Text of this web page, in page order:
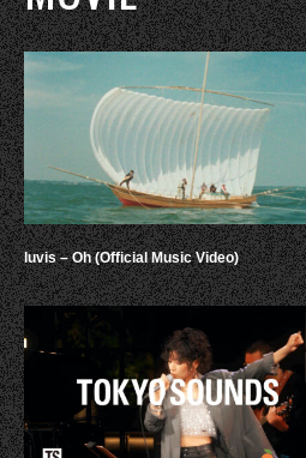
luvis – Oh (Official Music Video)